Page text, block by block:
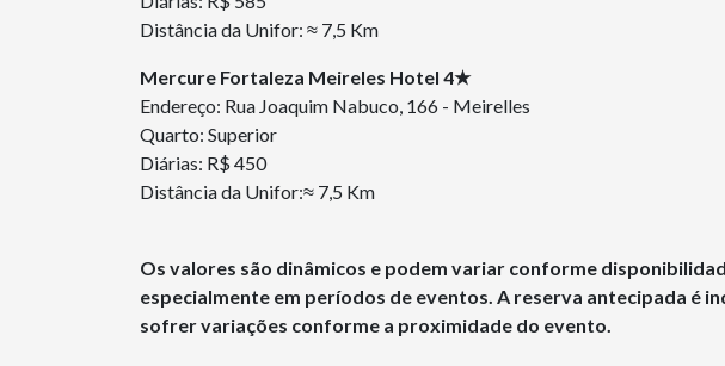
Distância da Unifor: ≈ 7,5 Km
Mercure Fortaleza Meireles Hotel 4★
Endereço: Rua Joaquim Nabuco, 166 - Meirelles
Quarto: Superior
Diárias: R$ 450
Distância da Unifor:≈ 7,5 Km
Os valores são dinâmicos e podem variar conforme
especialmente em períodos de eventos. A reserva antecipada é
sofrer variações conforme a proximidade do evento.